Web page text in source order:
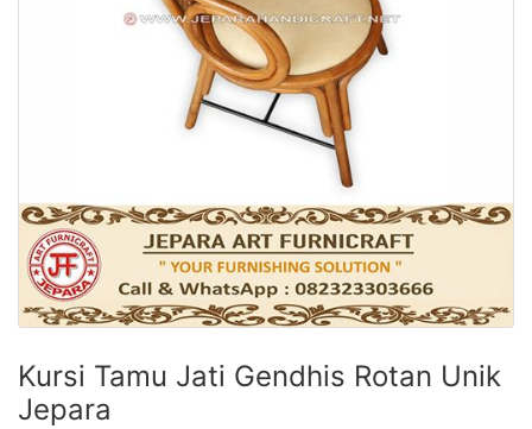
Kursi Tamu Jati Gendhis Rotan Unik
Jepara